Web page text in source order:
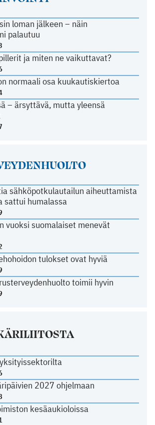
loman jälkeen – näin
palautuu
ja miten ne vaikuttavat?
normaali osa kuukautiskiertoa
– ärsyttävä, mutta yleensä
sähköpotkulautailun aiheuttamista
sattui humalassa
vuoksi suomalaiset menevät
tulokset ovat hyviä
toimii hyvin
2027 ohjelmaan
kesäaukioloissa